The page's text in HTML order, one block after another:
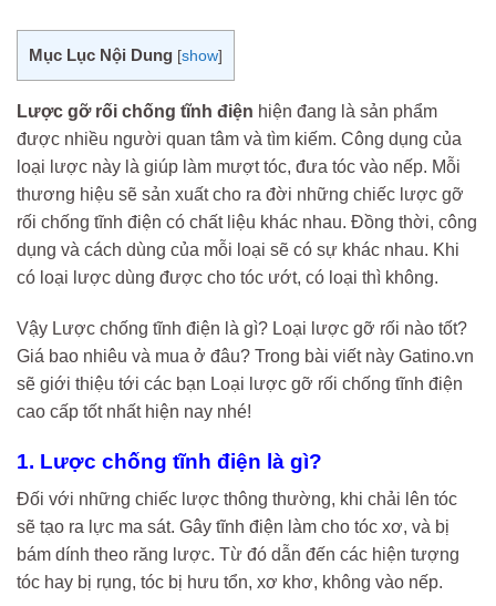
Mục Lục Nội Dung [show]
Lược gỡ rối chống tĩnh điện hiện đang là sản phẩm
được nhiều người quan tâm và tìm kiếm. Công dụng của
loại lược này là giúp làm mượt tóc, đưa tóc vào nếp. Mỗi
thương hiệu sẽ sản xuất cho ra đời những chiếc lược gỡ
rối chống tĩnh điện có chất liệu khác nhau. Đồng thời, công
dụng và cách dùng của mỗi loại sẽ có sự khác nhau. Khi
có loại lược dùng được cho tóc ướt, có loại thì không.
Vậy Lược chống tĩnh điện là gì? Loại lược gỡ rối nào tốt?
Giá bao nhiêu và mua ở đâu? Trong bài viết này Gatino.vn
sẽ giới thiệu tới các bạn Loại lược gỡ rối chống tĩnh điện
cao cấp tốt nhất hiện nay nhé!
1. Lược chống tĩnh điện là gì?
Đối với những chiếc lược thông thường, khi chải lên tóc
sẽ tạo ra lực ma sát. Gây tĩnh điện làm cho tóc xơ, và bị
bám dính theo răng lược. Từ đó dẫn đến các hiện tượng
tóc hay bị rụng, tóc bị hưu tổn, xơ khơ, không vào nếp.